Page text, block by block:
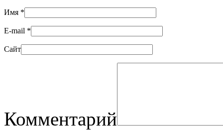
Имя *
E-mail *
Сайт
Комментарий